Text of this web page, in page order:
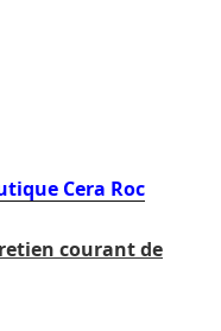
Cera Roc
courant de